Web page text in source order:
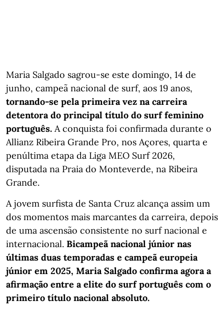
Maria Salgado sagrou-se este domingo, 14 de
junho, campeã nacional de surf, aos 19 anos,
tornando-se pela primeira vez na carreira
detentora do principal título do surf feminino
português. A conquista foi confirmada durante o
Allianz Ribeira Grande Pro, nos Açores, quarta e
penúltima etapa da Liga MEO Surf 2026,
disputada na Praia do Monteverde, na Ribeira
Grande.
A jovem surfista de Santa Cruz alcança assim um
dos momentos mais marcantes da carreira, depois
de uma ascensão consistente no surf nacional e
internacional. Bicampeã nacional júnior nas
últimas duas temporadas e campeã europeia
júnior em 2025, Maria Salgado confirma agora a
afirmação entre a elite do surf português com o
primeiro título nacional absoluto.